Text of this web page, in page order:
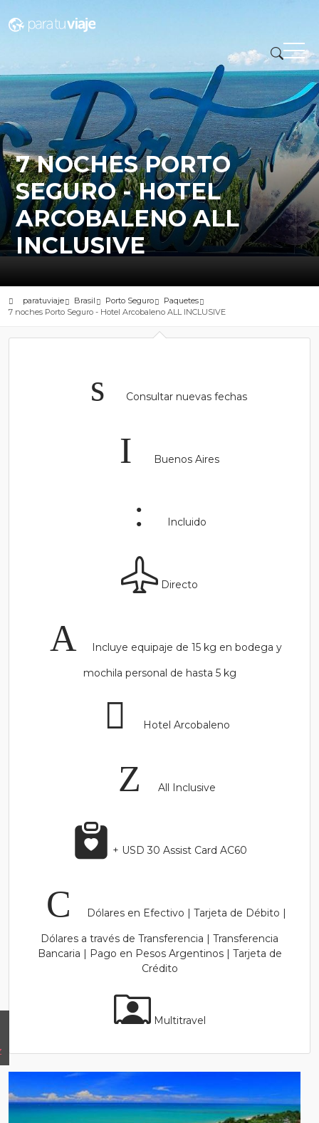
7 NOCHES PORTO
SEGURO - HOTEL
ARCOBALENO ALL
INCLUSIVE
paratuviaje Brasil Porto Seguro
Paquetes
7 noches Porto Seguro - Hotel Arcobaleno ALL INCLUSIVE
Consultar nuevas fechas
Buenos Aires
Incluido
Directo
Incluye equipaje de 15 kg en bodega y
mochila personal de hasta 5 kg
Hotel Arcobaleno
All Inclusive
+ USD 30 Assist Card AC60
Dólares en Efectivo | Tarjeta de Débito |
Dólares a través de Transferencia | Transferencia
Bancaria | Pago en Pesos Argentinos | Tarjeta de
Crédito
Multitravel